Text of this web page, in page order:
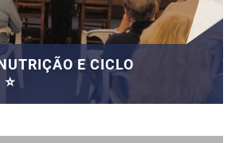
E CICLO